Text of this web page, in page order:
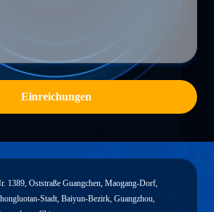
Einreichungen
1389, Oststraße Guangchen, Maogang-Dorf,
Stadt, Baiyun-Bezirk, Guangzhou,